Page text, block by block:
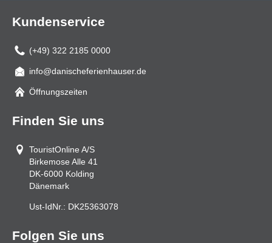
Kundenservice
(+49) 322 2185 0000
Mail
info@danischeferienhauser.de
Öffnungszeiten
Finden Sie uns
TouristOnline A/S
Birkemose Alle 41
DK-6000 Kolding
Dänemark
Ust-IdNr.: DK25363078
Folgen Sie uns